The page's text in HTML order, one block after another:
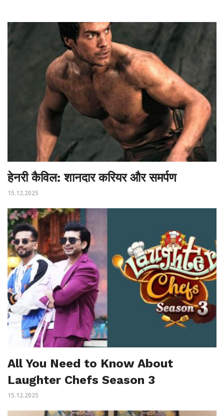
हेनरी कैविल: शानदार करियर और समर्पण
15.12.2025
All You Need to Know About
Laughter Chefs Season 3
15.12.2025